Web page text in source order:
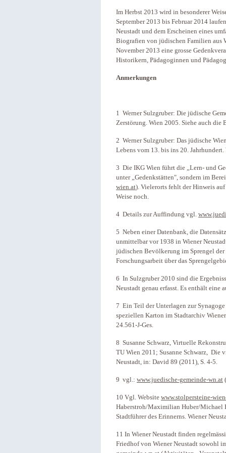
Im Herbst 2013 wird in besonderer
September 2013 bis Februar 2014
Neustadt und dem Erscheinen eines
Biografien von jüdischen Familien aus
November 2013 eine grosse
Historikern, Pädagoginnen und
Anmerkungen
1 Werner Sulzgruber: Die jüdische
Zerstörung. Wien 2005. Siehe auch die
2 Werner Sulzgruber: Das jüdische
Lebens vom 13. bis ins 20.
3 Die IKG Wien führt die „Lern- und
unter „Gedenkstätten", sondern im
wien.at). Vielerorts fehlt der Hinweis
Weise noch.
4 Details zur Auffindung vgl.
5 Neben einer Datenbank, die
unmittelbar vor 1938 in Wiener
jüdischen Bevölkerung im Sprengel
Forschungsarbeit über das
6 In Sulzgruber 2010 sind die
Neustadt genau erfasst. Es enthält eine
7 Ein Teil der Unterlagen zur
speziellen Karton im Stadtarchiv
24.561-J-Ges.
8 Susanne Schwarz, Virtuelle
TU Wien 2011; Susanne Schwarz, Die
Neustadt, in: David 89 (2011), S. 4-5.
9 vgl.: www.juedische-gemeinde-wn.at
10 Vgl. Website www.stolpersteine-
Haberstroh/Maximilian Huber/Michael
Stadtführer des Erinnerns. Wiener
11 In Wiener Neustadt finden
Friedhof von Wiener Neustadt sowohl